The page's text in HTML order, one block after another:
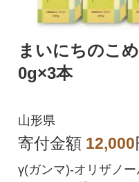
まいにちのこ
0g×3本
山形県
寄付金額 12,000
γ(ガンマ)-オリザノー